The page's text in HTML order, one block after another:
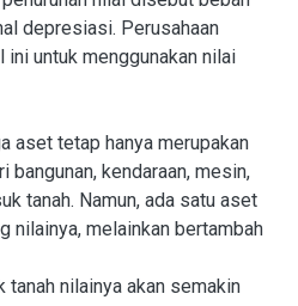
depresiasi. Perusahaan
ini untuk menggunakan nilai
aset tetap hanya merupakan
kendaraan, mesin,
tanah. Namun, ada satu aset
nilainya, melainkan bertambah
nilainya akan semakin